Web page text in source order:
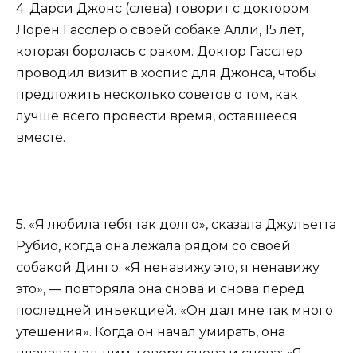
4. Дарси Джонс (слева) говорит с доктором
Лорен Гасслер о своей собаке Алли, 15 лет,
которая боролась с раком. Доктор Гасслер
проводил визит в хоспис для Джонса, чтобы
предложить несколько советов о том, как
лучше всего провести время, оставшееся
вместе.
5. «Я любила тебя так долго», сказала Джульетта
Рубио, когда она лежала рядом со своей
собакой Динго. «Я ненавижу это, я ненавижу
это», — повторяла она снова и снова перед
последней инъекцией. «Он дал мне так много
утешения». Когда он начал умирать, она